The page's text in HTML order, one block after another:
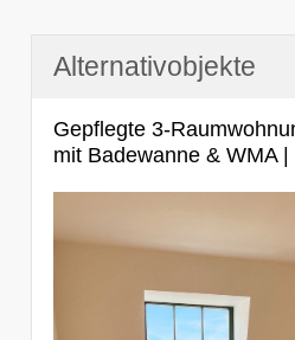
Alternativobjekte
Gepflegte 3-
mit Badewanne & WMA |